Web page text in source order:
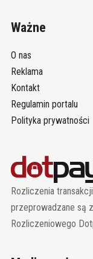
Ważne
O nas
Reklama
Kontakt
Regulamin portalu
Polityka prywatności
Rozliczenia
przeprowadzane są
Rozliczeniowego